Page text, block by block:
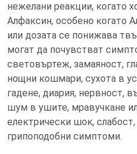
нежелани реакции, когато
Алфаксин, особено когато
или дозата се понижава
могат да почувстват
световъртеж, замаяност,
нощни кошмари, сухота в
гадене, диария, нервност,
шум в ушите, мравучкане
електрически шок,
грипоподобни симптоми.